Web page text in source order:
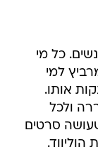
כל מי
למי
אותו.
ולכל
סרטים